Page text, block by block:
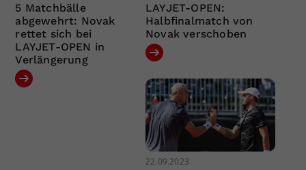
5 Matchbälle
abgewehrt: Novak
rettet sich bei
LAYJET-OPEN in
Verlängerung
LAYJET-OPEN:
Halbfinalmatch von
Novak verschoben
22.09.2023